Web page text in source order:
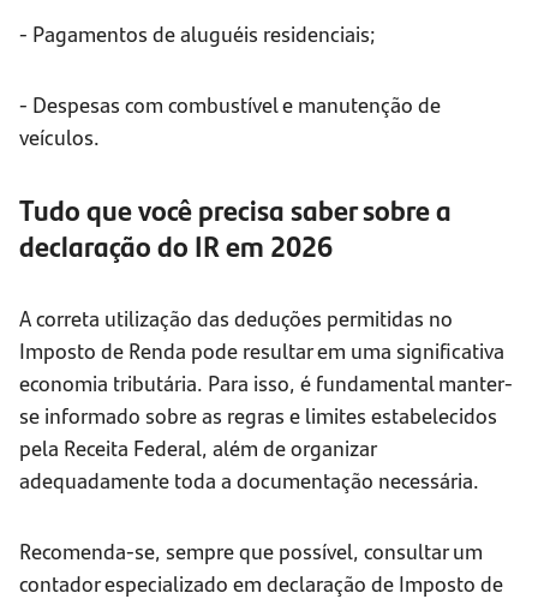
- Pagamentos de aluguéis residenciais;
- Despesas com combustível e manutenção de
veículos.
Tudo que você precisa saber sobre a
declaração do IR em 2026
A correta utilização das deduções permitidas no
Imposto de Renda pode resultar em uma significativa
economia tributária. Para isso, é fundamental manter-
se informado sobre as regras e limites estabelecidos
pela Receita Federal, além de organizar
adequadamente toda a documentação necessária.
Recomenda-se, sempre que possível, consultar um
contador especializado em declaração de Imposto de